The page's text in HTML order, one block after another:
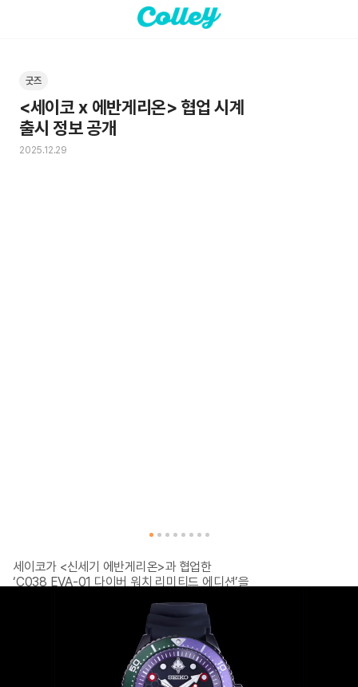
굿즈
<세이코 x 에반게리온> 협업 시계
출시 정보 공개
2025.12.29
세이코가 <신세기 에반게리온>과 협업한
‘C038 EVA-01 다이버 워치 리미티드 에디션’을
이번 모델은 에반게리온 30주년을 기념하는
‘RADIO EVA THE 30’ 프로젝트의 일환으로,
세이코 다이버 워치에 EVA 초호기(Unit-01)를
모티프로 한 디자인이 적용된 것은 이번이 처음이야.